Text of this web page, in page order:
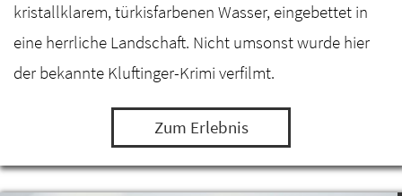
kristallklarem, türkisfarbenen Wasser, eingebettet in
eine herrliche Landschaft. Nicht umsonst wurde hier
der bekannte Kluftinger-Krimi verfilmt.
Zum Erlebnis